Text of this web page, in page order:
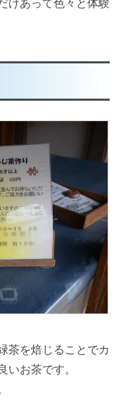
けあって色々と体験
茶を焙じることでカ
いお茶です。